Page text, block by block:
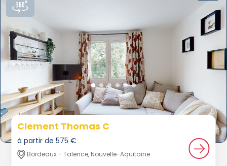
Clement Thomas C
à partir de 575 €
Bordeaux - Talence, Nouvelle-Aquitaine